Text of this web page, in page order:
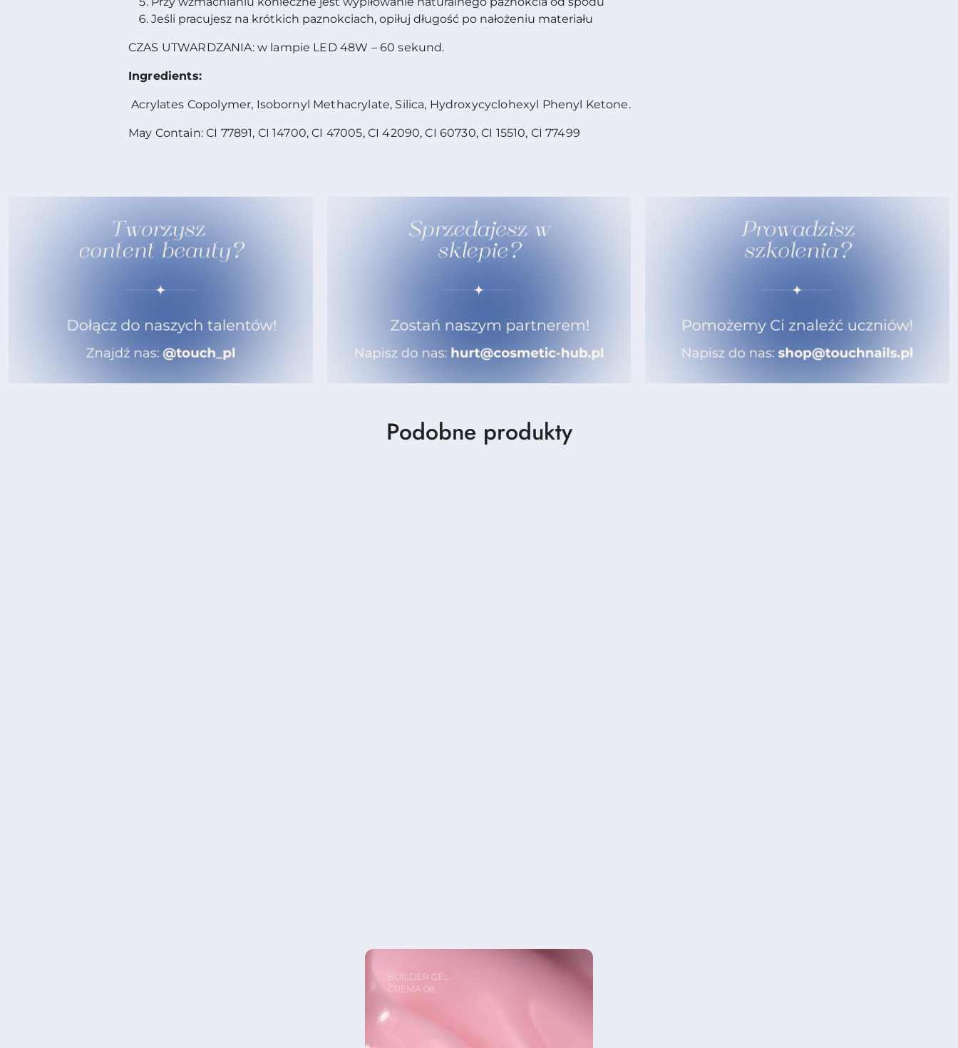
Jeśli pracujesz na krótkich paznokciach, opiłuj długość po nałożeniu materiału
CZAS UTWARDZANIA: w lampie LED 48W – 60 sekund.
Ingredients:
Acrylates Copolymer, Isobornyl Methacrylate, Silica, Hydroxycyclohexyl Phenyl Ketone.
May Contain: CI 77891, CI 14700, CI 47005, CI 42090, CI 60730, CI 15510, CI 77499
Produkty
Podobne produkty